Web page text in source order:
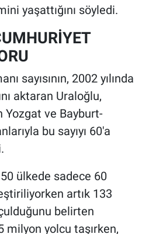
yaşattığını söyledi.
sayısının, 2002 yılında
aktaran Uraloğlu,
Yozgat ve Bayburt-
bu sayıyı 60'a
ülkede sadece 60
artık 133
belirten
milyon yolcu taşırken,